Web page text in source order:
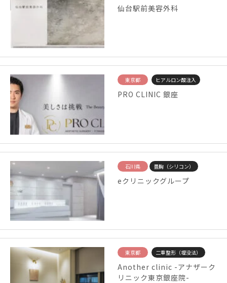
仙台駅前美容外科
東京都 ヒアルロン酸注入
PRO CLINIC 銀座
石川県 豊胸（シリコン）
eクリニックグループ
東京都 二重整形（埋没法）
Another clinic -アナザーク
リニック東京銀座院-